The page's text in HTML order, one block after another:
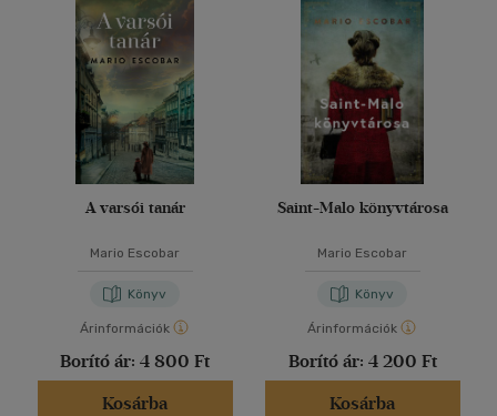
A varsói tanár
Mario Escobar
Könyv
Árinformációk
Borító ár: 4 800 Ft
Kosárba
Saint-Malo könyvtárosa
Mario Escobar
Könyv
Árinformációk
Borító ár: 4 200 Ft
Kosárba